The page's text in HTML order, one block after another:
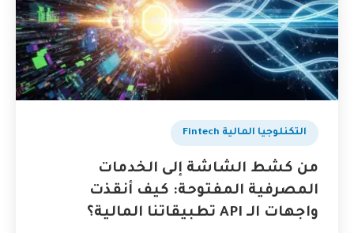
التكنلوجيا المالية Fintech
من كشط الشاشة إلى الخدمات
المصرفية المفتوحة: كيف أنقذت
واجهات الـ API تطبيقاتنا المالية؟